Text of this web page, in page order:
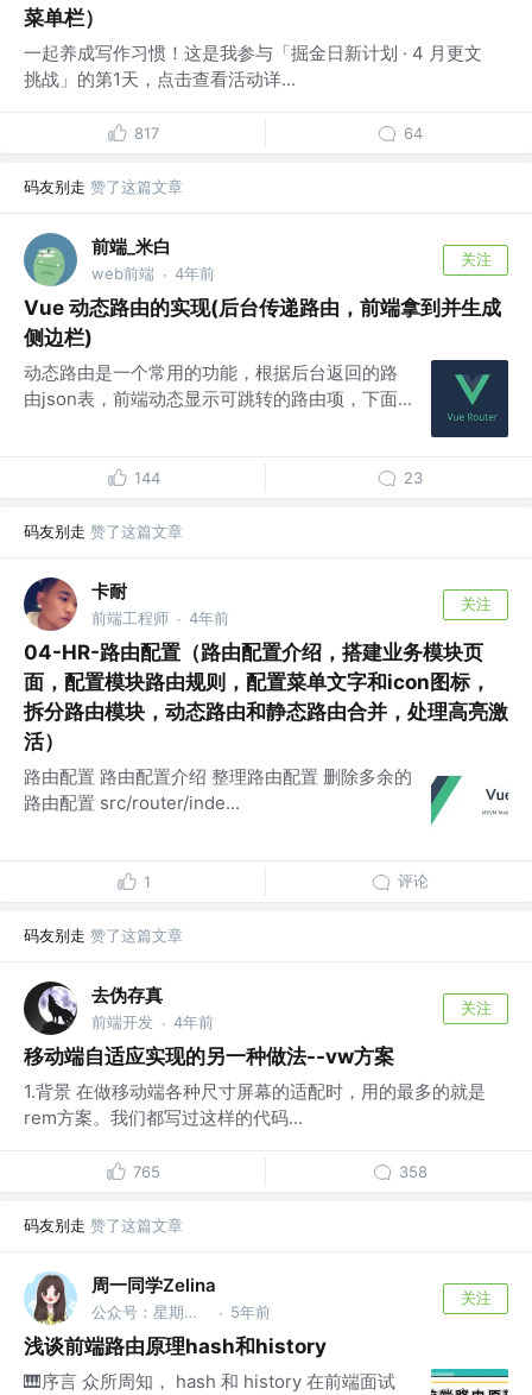
菜单栏）
一起养成写作习惯！这是我参与「掘金日新计划 · 4 月更文
挑战」的第1天，点击查看活动详...
817 64
码友别走 赞了这篇文章
前端_米白
web前端 · 4年前
关注
Vue 动态路由的实现(后台传递路由，前端拿到并生成
侧边栏)
动态路由是一个常用的功能，根据后台返回的路
由json表，前端动态显示可跳转的路由项，下面...
144 23
码友别走 赞了这篇文章
卡耐
前端工程师 · 4年前
关注
04-HR-路由配置（路由配置介绍，搭建业务模块页
面，配置模块路由规则，配置菜单文字和icon图标，
拆分路由模块，动态路由和静态路由合并，处理高亮激
活）
路由配置 路由配置介绍 整理路由配置 删除多余的
路由配置 src/router/inde...
1 评论
码友别走 赞了这篇文章
去伪存真
前端开发 · 4年前
关注
移动端自适应实现的另一种做法--vw方案
1.背景 在做移动端各种尺寸屏幕的适配时，用的最多的就是
rem方案。我们都写过这样的代码...
765 358
码友别走 赞了这篇文章
周一同学Zelina
公众号：星期一研究室 · 5年前
关注
浅谈前端路由原理hash和history
🎹序言 众所周知， hash 和 history 在前端面试